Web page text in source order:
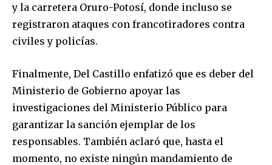
Join our community of
SUBSCRIBERS and be part of the
conversation.
y la carretera Oruro-Potosí, donde incluso se
registraron ataques con francotiradores contra
civiles y policías.
Finalmente, Del Castillo enfatizó que es deber del
Ministerio de Gobierno apoyar las
investigaciones del Ministerio Público para
garantizar la sanción ejemplar de los
responsables. También aclaró que, hasta el
momento, no existe ningún mandamiento de